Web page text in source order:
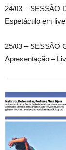
24/03 – SESSÃO
Espetáculo em
25/03 – SESSÃO
Apresentação –